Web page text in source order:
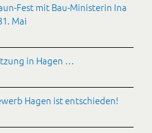
Fest mit Bau-Ministerin Ina
Mai
in Hagen …
Hagen ist entschieden!